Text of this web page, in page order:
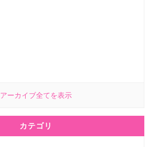
アーカイブ全てを表示
カテゴリ